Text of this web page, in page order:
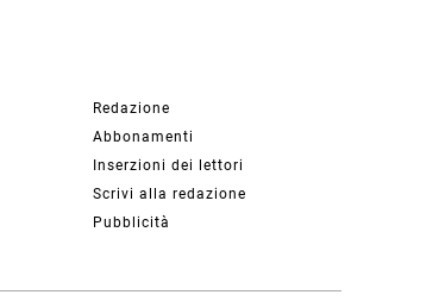
Redazione
Abbonamenti
Inserzioni dei lettori
Scrivi alla redazione
Pubblicità